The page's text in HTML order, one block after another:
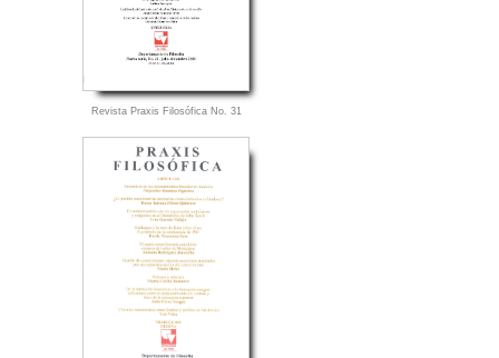
Revista Praxis Filosófica No. 31